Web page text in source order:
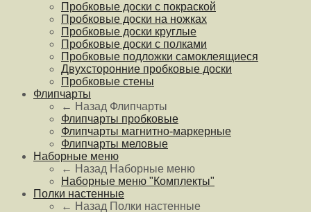
Пробковые доски с покраской
Пробковые доски на ножках
Пробковые доски круглые
Пробковые доски с полками
Пробковые подложки самоклеящиеся
Двухсторонние пробковые доски
Пробковые стены
Флипчарты
← Назад Флипчарты
Флипчарты пробковые
Флипчарты магнитно-маркерные
Флипчарты меловые
Наборные меню
← Назад Наборные меню
Наборные меню "Комплекты"
Полки настенные
← Назад Полки настенные